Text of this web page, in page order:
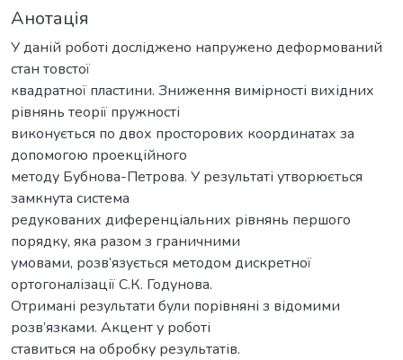
Анотація
У даній роботі досліджено напружено деформований
стан товстої
квадратної пластини. Зниження вимірності вихідних
рівнянь теорії пружності
виконується по двох просторових координатах за
допомогою проекційного
методу Бубнова-Петрова. У результаті утворюється
замкнута система
редукованих диференціальних рівнянь першого
порядку, яка разом з граничними
умовами, розв’язується методом дискретної
ортогоналізації С.К. Годунова.
Отримані результати були порівняні з відомими
розв’язками. Акцент у роботі
ставиться на обробку результатів.